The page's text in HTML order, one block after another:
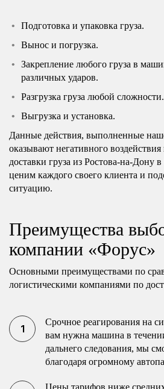
Подготовка и упаковка груза.
Вынос и погрузка.
Закрепление любого груза в
различных ударов.
Разгрузка груза любой сложности.
Выгрузка и установка.
Данные действия, выполненные
оказывают негативного
доставки груза из Ростова-на-Дону
ценим каждого своего клиента и
ситуацию.
Преимущества
компании «Форус»
Основными преимуществами по
логистическими компаниями по
Срочное реагирования на
вам нужна машина в
дальнего следования, мы
благодаря огромному
Цены тарифов ниже